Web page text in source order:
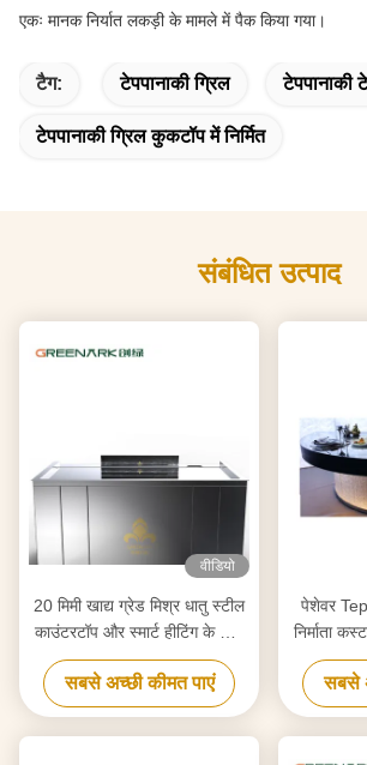
एकः मानक निर्यात लकड़ी के मामले में पैक किया गया।
टैग: टेपपानाकी ग्रिल टेपपानाकी
टेपपानाकी ग्रिल कुकटॉप में निर्मित
संबंधित उत्पाद
वीडियो
20 मिमी खाद्य ग्रेड मिश्र धातु स्टील
काउंटरटॉप और स्मार्ट हीटिंग के साथ
उच्च दक्षता वाले टेपनीकी ग्रिल
सबसे अच्छी कीमत पाएं
पेशेवर
निर्माता
साथ
ग्रिल
सबसे